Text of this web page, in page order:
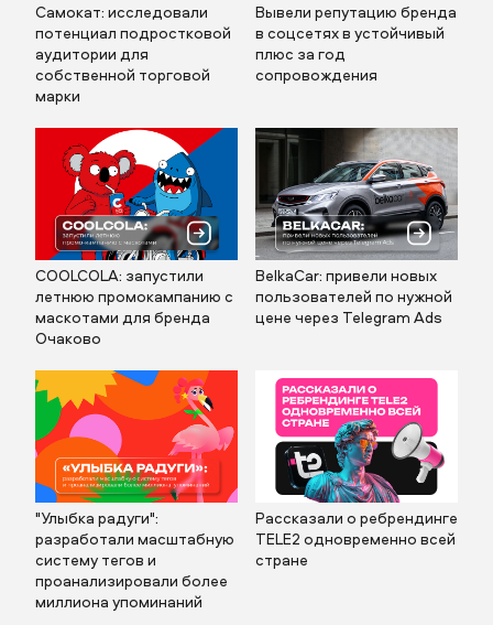
Самокат: исследовали
потенциал подростковой
аудитории для
собственной торговой
марки
Вывели репутацию бренда
в соцсетях в устойчивый
плюс за год
сопровождения
COOLCOLA: запустили
летнюю промокампанию с
маскотами для бренда
Очаково
BelkaCar: привели новых
пользователей по нужной
цене через Telegram Ads
"Улыбка радуги":
разработали масштабную
систему тегов и
проанализировали более
миллиона упоминаний
Рассказали о ребрендинге
TELE2 одновременно всей
стране